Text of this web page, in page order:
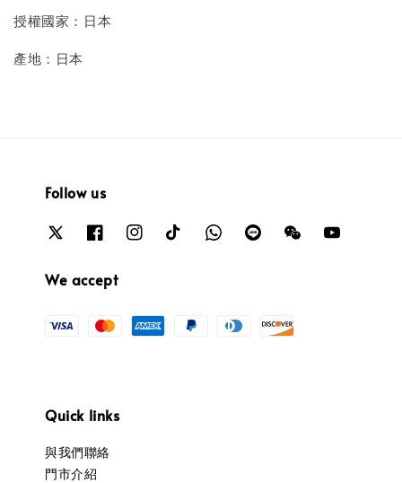
授權國家：日本
產地：日本
Follow us
We accept
Quick links
與我們聯絡
門市介紹